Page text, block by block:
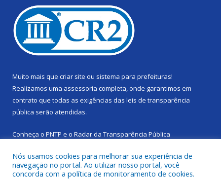
Muito mais que criar site ou sistema para prefeituras!
Realizamos uma assessoria completa, onde garantimos em
contrato que todas as exigências das leis de transparência
pública serão atendidas.
Conheça o PNTP e o Radar da Transparência Pública
Nós usamos cookies para melhorar sua experiência de
navegação no portal. Ao utilizar nosso portal, você
concorda com a política de monitoramento de cookies.